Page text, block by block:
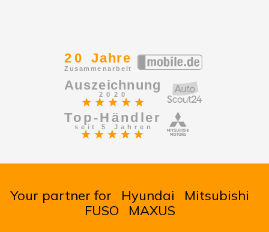
Your partner for Hyundai
Mitsubishi
FUSO
MAXUS